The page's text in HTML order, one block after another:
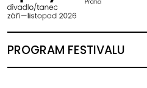
PROGRAM FESTIVALU